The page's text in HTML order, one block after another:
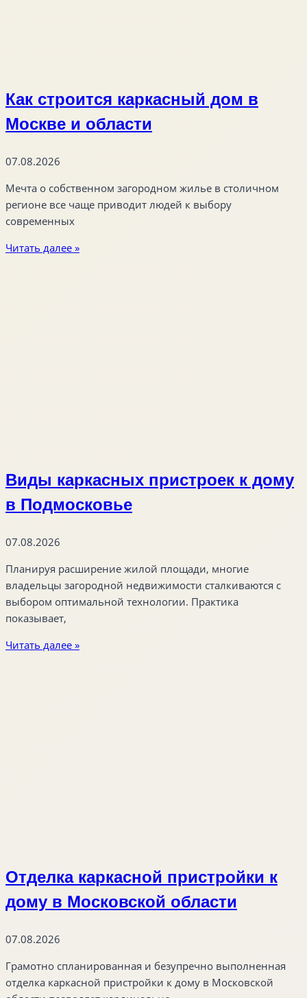
Как строится каркасный дом в
Москве и области
07.08.2026
Мечта о собственном загородном жилье в столичном
регионе все чаще приводит людей к выбору
современных
Читать далее »
Виды каркасных пристроек к дому
в Подмосковье
07.08.2026
Планируя расширение жилой площади, многие
владельцы загородной недвижимости сталкиваются с
выбором оптимальной технологии. Практика
показывает,
Читать далее »
Отделка каркасной пристройки к
дому в Московской области
07.08.2026
Грамотно спланированная и безупречно выполненная
отделка каркасной пристройки к дому в Московской